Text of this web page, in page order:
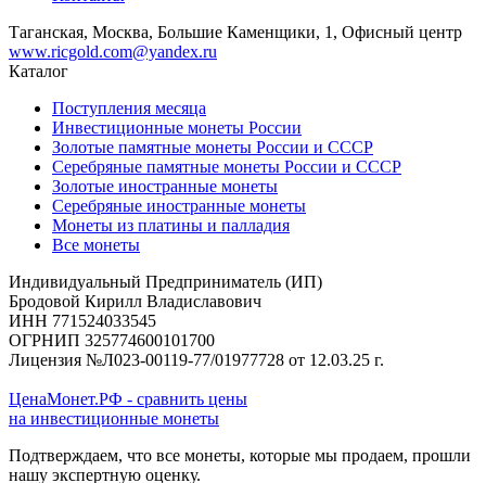
Таганская, Москва, Большие Каменщики, 1, Офисный центр
www.ricgold.com@yandex.ru
Каталог
Поступления месяца
Инвестиционные монеты России
Золотые памятные монеты России и СССР
Серебряные памятные монеты России и СССР
Золотые иностранные монеты
Серебряные иностранные монеты
Монеты из платины и палладия
Все монеты
Индивидуальный Предприниматель (ИП)
Бродовой Кирилл Владиславович
ИНН 771524033545
ОГРНИП 325774600101700
Лицензия №Л023-00119-77/01977728 от 12.03.25 г.
ЦенаМонет.РФ - сравнить цены
на инвестиционные монеты
Подтверждаем, что все монеты, которые мы продаем, прошли
нашу экспертную оценку.